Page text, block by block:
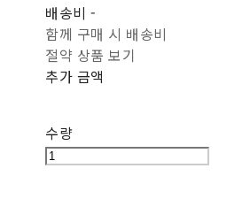
배송비-
함께 구매 시 배송비
절약 상품 보기
추가 금액
수량